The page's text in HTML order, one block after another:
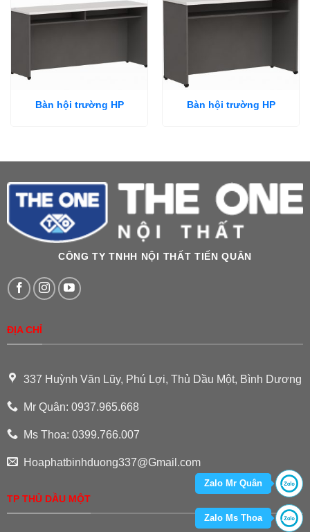
Bàn hội trường HP Bàn hội trường HP
CÔNG TY TNHH NỘI THẤT TIẾN QUÂN
ĐỊA CHỈ
337 Huỳnh Văn Lũy, Phú Lợi, Thủ Dầu Một, Bình Dương
Mr Quân: 0937.965.668
Ms Thoa: 0399.766.007
Hoaphatbinhduong337@Gmail.com
TP THỦ DẦU MỘT
Zalo Mr Quân
Zalo Ms Thoa